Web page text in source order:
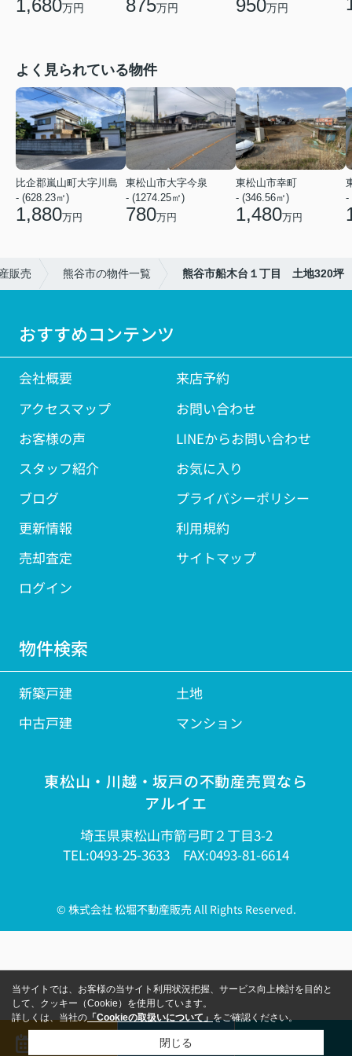
1,680万円 875万円 950万円
よく見られている物件
比企郡嵐山町大字川島
- (628.23㎡)
1,880万円
東松山市大字今泉
- (1274.25㎡)
780万円
東松山市幸町
- (346.56㎡)
1,480万円
-
販売 熊谷市の物件一覧 熊谷市船木台１丁目 土地320坪
おすすめコンテンツ
会社概要
来店予約
アクセスマップ
お問い合わせ
お客様の声
LINEからお問い合わせ
スタッフ紹介
お気に入り
ブログ
プライバシーポリシー
更新情報
利用規約
売却査定
サイトマップ
ログイン
物件検索
新築戸建
土地
中古戸建
マンション
東松山・川越・坂戸の不動産売買なら
アルイエ
埼玉県東松山市箭弓町２丁目3-2
TEL:0493-25-3633 FAX:0493-81-6614
© 株式会社 松堀不動産販売 All Rights Reserved.
メール
当サイトでは、お客様の当サイト利用状況把握、サービス向上検討を目的と
して、クッキー（Cookie）を使用しています。
詳しくは、当社の「Cookieの取扱いについて」をご確認ください。
閉じる